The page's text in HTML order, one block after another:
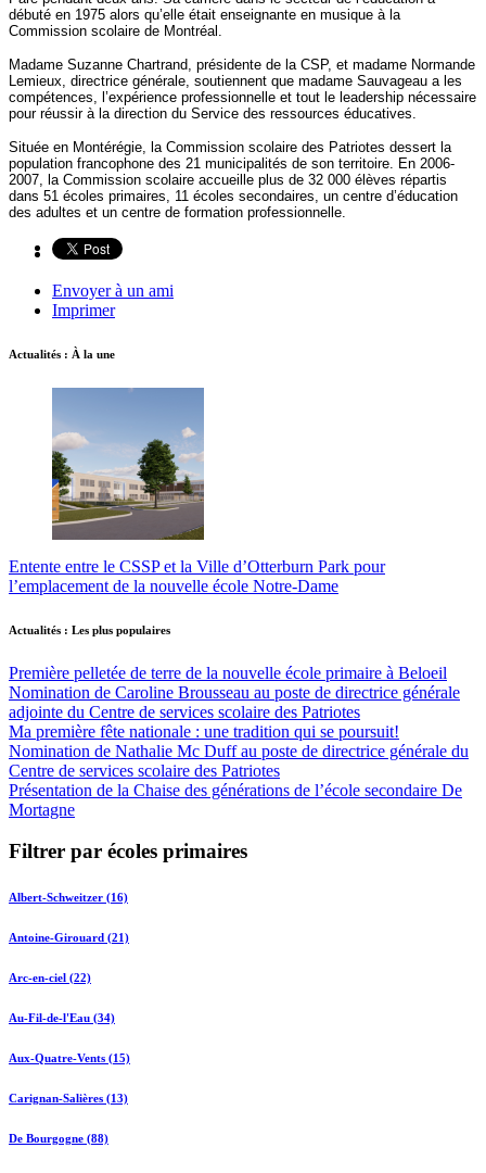
débuté en 1975 alors qu’elle était enseignante en musique à la
Commission scolaire de Montréal.
Madame Suzanne Chartrand, présidente de la CSP, et madame Normande
Lemieux, directrice générale, soutiennent que madame Sauvageau a les
compétences, l’expérience professionnelle et tout le leadership nécessaire
pour réussir à la direction du Service des ressources éducatives.
Située en Montérégie, la Commission scolaire des Patriotes dessert la
population francophone des 21 municipalités de son territoire. En 2006-
2007, la Commission scolaire accueille plus de 32 000 élèves répartis
dans 51 écoles primaires, 11 écoles secondaires, un centre d’éducation
des adultes et un centre de formation professionnelle.
Envoyer à un ami
Imprimer
Actualités : À la une
Entente entre le CSSP et la Ville d’Otterburn Park pour
l’emplacement de la nouvelle école Notre-Dame
Actualités : Les plus populaires
Première pelletée de terre de la nouvelle école primaire à Beloeil
Nomination de Caroline Brousseau au poste de directrice générale
adjointe du Centre de services scolaire des Patriotes
Ma première fête nationale : une tradition qui se poursuit!
Nomination de Nathalie Mc Duff au poste de directrice générale du
Centre de services scolaire des Patriotes
Présentation de la Chaise des générations de l’école secondaire De
Mortagne
Filtrer par écoles primaires
Albert-Schweitzer (16)
Antoine-Girouard (21)
Arc-en-ciel (22)
Au-Fil-de-l'Eau (34)
Aux-Quatre-Vents (15)
Carignan-Salières (13)
De Bourgogne (88)